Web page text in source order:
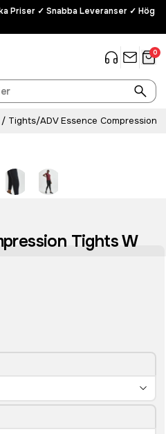
Priser ✓ Snabba Leveranser ✓ Hög
0
/ Tights/ADV Essence Compression
Tights W